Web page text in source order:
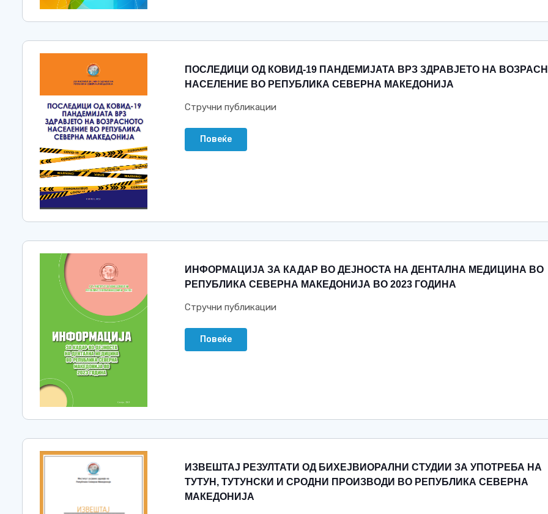
ПОСЛЕДИЦИ ОД КОВИД-19 ПАНДЕМИЈАТА ВРЗ ЗДРАВЈЕТО НА
НАСЕЛЕНИЕ ВО РЕПУБЛИКА СЕВЕРНА МАКЕДОНИЈА
Стручни публикации
Повеќе
ИНФОРМАЦИJА ЗА КАДАР ВО ДЕJНОСТА НА ДЕНТАЛНА МЕДИЦИНА ВО
РЕПУБЛИКА СЕВЕРНА МАКЕДОНИJА ВО 2023 ГОДИНА
Стручни публикации
Повеќе
ИЗВЕШТАЈ РЕЗУЛТАТИ ОД БИХЕЈВИОРАЛНИ СТУДИИ ЗА УПОТРЕБА НА
ТУТУН, ТУТУНСКИ И СРОДНИ ПРОИЗВОДИ ВО РЕПУБЛИКА СЕВЕРНА
МАКЕДОНИЈА